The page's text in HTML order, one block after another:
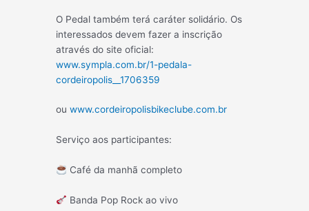
O Pedal também terá caráter solidário. Os
interessados devem fazer a inscrição
através do site oficial:
www.sympla.com.br/1-pedala-
cordeiropolis__1706359
ou www.cordeiropolisbikeclube.com.br
Serviço aos participantes:
Café da manhã completo
Banda Pop Rock ao vivo